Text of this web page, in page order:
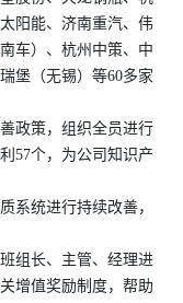
阳能、济南重汽、伟
车）、杭州中策、中
堡（无锡）等60多家
政策，组织全员进行
57个，为公司知识产
系统进行持续改善，
组长、主管、经理进
增值奖励制度，帮助